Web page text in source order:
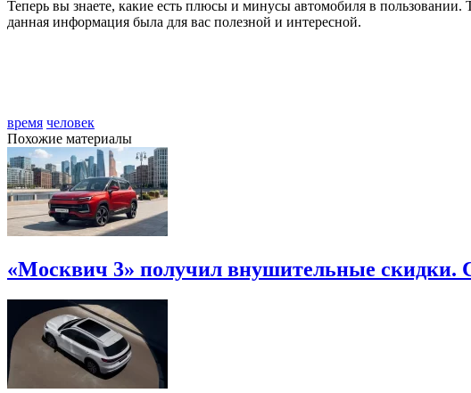
Теперь вы знаете, какие есть плюсы и минусы автомобиля в
данная информация была для вас полезной и интересной.
время человек
Похожие материалы
«Москвич 3» получил внушительные скидки.